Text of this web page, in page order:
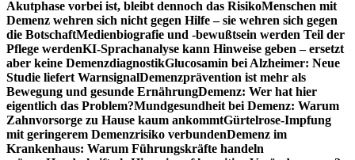
Akutphase vorbei ist, bleibt dennoch das RisikoMenschen mit
Demenz wehren sich nicht gegen Hilfe – sie wehren sich gegen
die BotschaftMedienbiografie und -bewußtsein werden Teil der
Pflege werdenKI-Sprachanalyse kann Hinweise geben – ersetzt
aber keine DemenzdiagnostikGlucosamin bei Alzheimer: Neue
Studie liefert WarnsignalDemenzprävention ist mehr als
Bewegung und gesunde ErnährungDemenz: Wer hat hier
eigentlich das Problem?Mundgesundheit bei Demenz: Warum
Zahnvorsorge zu Hause kaum ankommtGürtelrose-Impfung
mit geringerem Demenzrisiko verbundenDemenz im
Krankenhaus: Warum Führungskräfte handeln